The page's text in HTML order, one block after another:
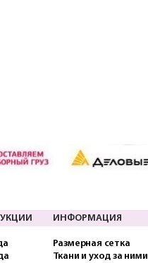
ИНФОРМАЦИЯ
Размерная сетка
Ткани и уход за ними